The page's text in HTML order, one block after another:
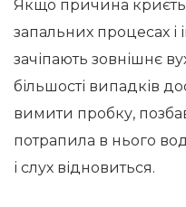
Якщо причина
запальних процесах
зачіпають зовнішнє
більшості випадків
вимити пробку,
потрапила в нього
і слух відновиться.